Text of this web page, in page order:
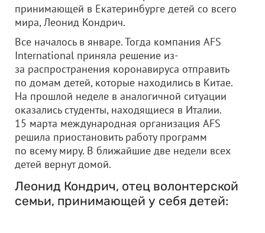
принимающей в Екатеринбурге детей со всего
мира, Леонид Кондрич.
Все началось в январе. Тогда компания AFS
International приняла решение из-
за распространения коронавируса отправить
по домам детей, которые находились в Китае.
На прошлой неделе в аналогичной ситуации
оказались студенты, находящиеся в Италии.
15 марта международная организация AFS
решила приостановить работу программ
по всему миру. В ближайшие две недели всех
детей вернут домой.
Леонид Кондрич, отец волонтерской
семьи, принимающей у себя детей: